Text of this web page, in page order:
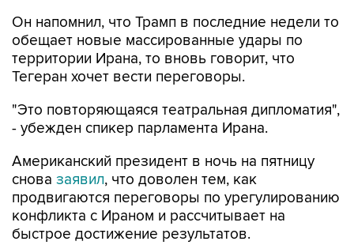
Он напомнил, что Трамп в последние недели то
обещает новые массированные удары по
территории Ирана, то вновь говорит, что
Тегеран хочет вести переговоры.
"Это повторяющаяся театральная дипломатия",
- убежден спикер парламента Ирана.
Американский президент в ночь на пятницу
снова заявил, что доволен тем, как
продвигаются переговоры по урегулированию
конфликта с Ираном и рассчитывает на
быстрое достижение результатов.